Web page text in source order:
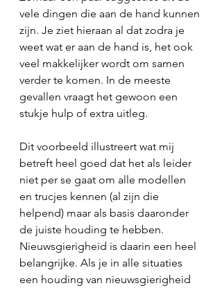
vele dingen die aan de hand kunnen
zijn. Je ziet hieraan al dat zodra je
weet wat er aan de hand is, het ook
veel makkelijker wordt om samen
verder te komen. In de meeste
gevallen vraagt het gewoon een
stukje hulp of extra uitleg.
Dit voorbeeld illustreert wat mij
betreft heel goed dat het als leider
niet per se gaat om alle modellen
en trucjes kennen (al zijn die
helpend) maar als basis daaronder
de juiste houding te hebben.
Nieuwsgierigheid is daarin een heel
belangrijke. Als je in alle situaties
een houding van nieuwsgierigheid